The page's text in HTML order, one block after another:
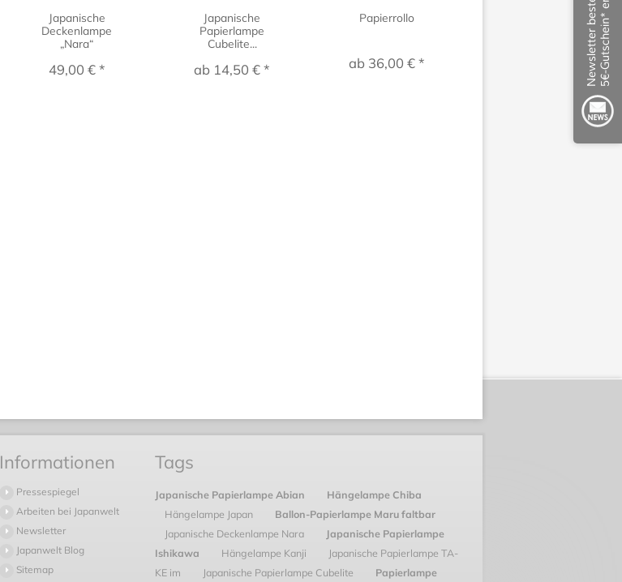
Japanische
Deckenlampe
„Nara“
49,00 € *
Japanische
Papierlampe
Cubelite...
ab 14,50 € *
Papierrollo
ab 36,00 € *
Informationen
Pressespiegel
Arbeiten bei Japanwelt
Newsletter
Japanwelt Blog
Sitemap
Tags
Japanische Papierlampe Abian
Hängelampe Chiba
Hängelampe Japan
Ballon-Papierlampe Maru faltbar
Japanische Deckenlampe Nara
Japanische Papierlampe
Ishikawa
Hängelampe Kanji
Japanische Papierlampe TA-
KE im
Japanische Papierlampe Cubelite
Papierlampe